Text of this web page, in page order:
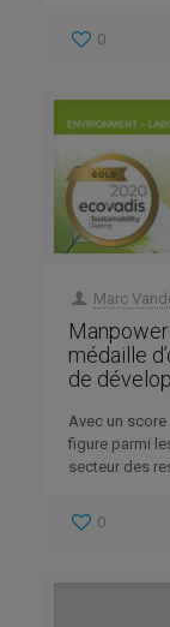
0
Marc
médaille
de
Avec un
figure parmi
secteur des
0